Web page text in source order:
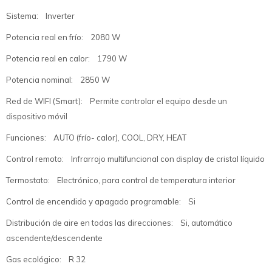
Sistema: Inverter
Potencia real en frío: 2080 W
Potencia real en calor: 1790 W
Potencia nominal: 2850 W
Red de WIFI (Smart): Permite controlar el equipo desde un
dispositivo móvil
Funciones: AUTO (frío- calor), COOL, DRY, HEAT
Control remoto: Infrarrojo multifuncional con display de cristal líquido
Termostato: Electrónico, para control de temperatura interior
Control de encendido y apagado programable: Si
Distribución de aire en todas las direcciones: Si, automático
ascendente/descendente
Gas ecológico: R 32